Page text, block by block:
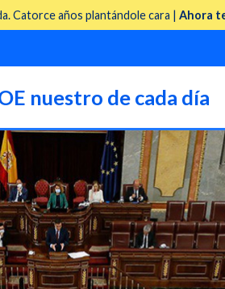
Catorce años plantándole cara | Ahora
nuestro de cada día